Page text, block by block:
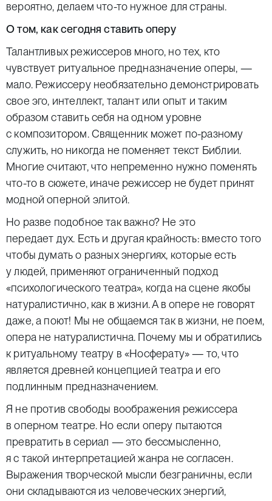
вероятно, делаем что-то нужное для страны.
О том, как сегодня ставить оперу
Талантливых режиссеров много, но тех, кто
чувствует ритуальное предназначение оперы, —
мало. Режиссеру необязательно демонстрировать
свое эго, интеллект, талант или опыт и таким
образом ставить себя на одном уровне
с композитором. Священник может по-разному
служить, но никогда не поменяет текст Библии.
Многие считают, что непременно нужно поменять
что-то в сюжете, иначе режиссер не будет принят
модной оперной элитой.
Но разве подобное так важно? Не это
передает дух. Есть и другая крайность: вместо того
чтобы думать о разных энергиях, которые есть
у людей, применяют ограниченный подход
«психологического театра», когда на сцене якобы
натуралистично, как в жизни. А в опере не говорят
даже, а поют! Мы не общаемся так в жизни, не поем,
опера не натуралистична. Почему мы и обратились
к ритуальному театру в «Носферату» — то, что
является древней концепцией театра и его
подлинным предназначением.
Я не против свободы воображения режиссера
в оперном театре. Но если оперу пытаются
превратить в сериал — это бессмысленно,
я с такой интерпретацией жанра не согласен.
Выражения творческой мысли безграничны, если
они складываются из человеческих энергий,